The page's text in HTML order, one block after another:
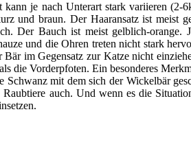
je nach Unterart stark variieren (2-
und braun. Der Haaransatz ist meist
Der Bauch ist meist gelblich-orange.
und die Ohren treten nicht stark
im Gegensatz zur Katze nicht
Vorderpfoten. Ein besonderes
mit dem sich der Wickelbär
auch. Und wenn es die